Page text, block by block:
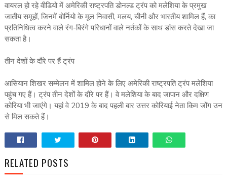
वायरल हो रहे वीडियो में अमेरिकी राष्ट्रपति डोनल्ड ट्रंप को मलेशिया के प्रमुख
जातीय समूहों, जिनमें बोर्नियो के मूल निवासी, मलय, चीनी और भारतीय शामिल हैं, का
प्रतिनिधित्व करने वाले रंग-बिरंगे परिधानों वाले नर्तकों के साथ डांस करते देखा जा
सकता है।
तीन देशों के दौरे पर हैं ट्रंप
आसियान शिखर सम्मेलन में शामिल होने के लिए अमेरिकी राष्ट्रपति ट्रंप मलेशिया
पहुंच गए हैं। ट्रंप तीन देशों के दौरे पर हैं। वे मलेशिया के बाद जापान और दक्षिण
कोरिया भी जाएंगे। यहां वे 2019 के बाद पहली बार उत्तर कोरियाई नेता किम जोंग उन
से मिल सकते हैं।
RELATED POSTS